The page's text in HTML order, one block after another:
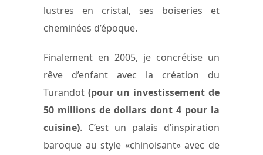
lustres en cristal, ses boiseries et
cheminées d’époque.
Finalement en 2005, je concrétise un
rêve d’enfant avec la création du
Turandot (pour un investissement de
50 millions de dollars dont 4 pour la
cuisine). C’est un palais d’inspiration
baroque au style «chinoisant» avec de